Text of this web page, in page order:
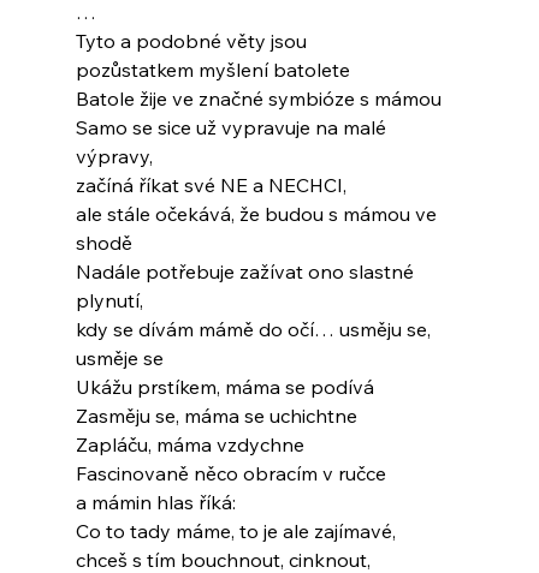
…
Tyto a podobné věty jsou
pozůstatkem myšlení batolete
Batole žije ve značné symbióze s mámou
Samo se sice už vypravuje na malé
výpravy,
začíná říkat své NE a NECHCI,
ale stále očekává, že budou s mámou ve
shodě
Nadále potřebuje zažívat ono slastné
plynutí,
kdy se dívám mámě do očí… usměju se,
usměje se
Ukážu prstíkem, máma se podívá
Zasměju se, máma se uchichtne
Zapláču, máma vzdychne
Fascinovaně něco obracím v ručce
a mámin hlas říká:
Co to tady máme, to je ale zajímavé,
chceš s tím bouchnout, cinknout,